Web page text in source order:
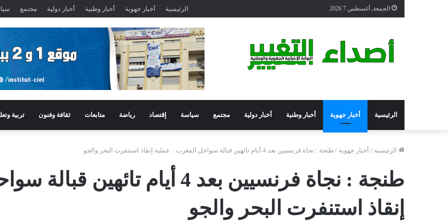
الجمعة, أغسطس 7 2026 الرئيسية أخبار جهوية أخبار وطنية أخبار دولية مجتمع
الرئيسية أخبار جهوية أخبار وطنية أخبار دولية مجتمع سياسة إقتصاد رياضة متابعات ثقافة وفنون تربية
الرئيسية / أخبار جهوية / طنجة : نجاة فرنسيين بعد 4 أيام تائهين قبالة سواحل المغرب .. عملية إنقاذ استنفرت البحر والجو
طنجة : نجاة فرنسيين بعد 4 أيام
إنقاذ استنفرت البحر والجو